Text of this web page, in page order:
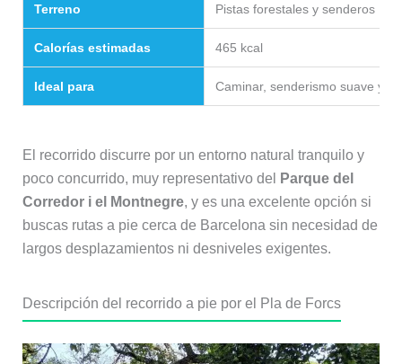
Terreno Pistas forestales y senderos
Calorías estimadas 465 kcal
Ideal para Caminar, senderismo suave y
El recorrido discurre por un entorno natural tranquilo y
poco concurrido, muy representativo del
Parque del
Corredor i el Montnegre, y es una excelente opción si
buscas rutas a pie cerca de Barcelona sin necesidad de
largos desplazamientos ni desniveles exigentes.
Descripción del recorrido a pie por el Pla de Forcs